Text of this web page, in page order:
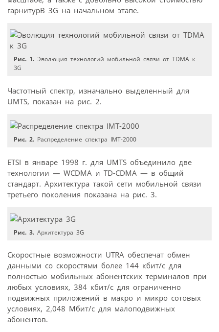
гарнитурВ 3G на начальном этапе.
Рис. 1. Эволюция технологий мобильной связи от TDMA к
3G
Частотный спектр, изначально выделенный для
UMTS, показан на рис. 2.
Рис. 2. Распределение спектра IMT-2000
ETSI в январе 1998 г. для UMTS объединило две
технологии — WCDMA и TD-CDMA — в общий
стандарт. Архитектура такой сети мобильной связи
третьего поколения показана на рис. 3.
Рис. 3. Архитектура 3G
Скоростные возможности UTRA обеспечат обмен
данными со скоростями более 144 кбит/с для
полностью мобильных абонентских терминалов при
любых условиях, 384 кбит/с для ограниченно
подвижных приложений в макро и микро сотовых
условиях, 2,048 Мбит/с для малоподвижных
абонентов.